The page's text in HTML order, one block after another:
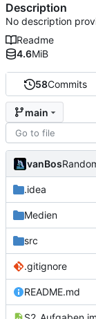
58Commits
main
vanBos
.idea
Medien
src
.gitignore
README.md
Description
No description
Readme
4.6MiB